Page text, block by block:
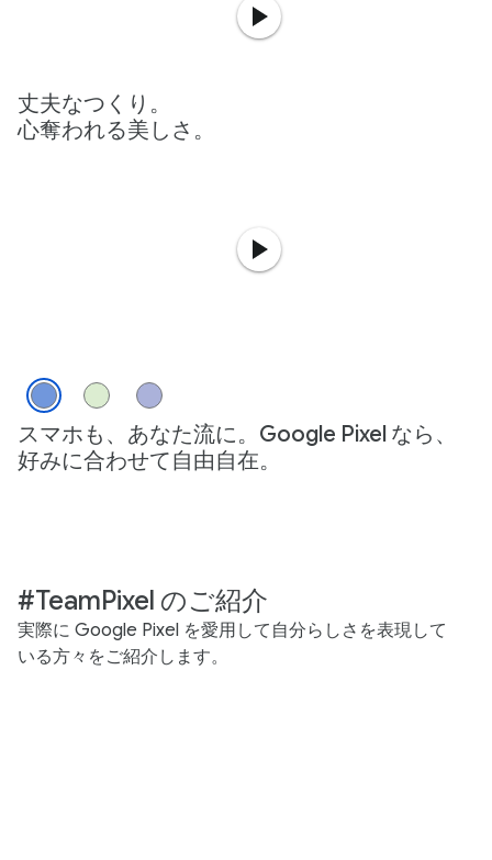
丈夫なつくり。
心奪われる美しさ。
スマホも、あなた流に。Google Pixel なら、
好みに合わせて自由自在。
#TeamPixel のご紹介
実際に Google Pixel を愛用して自分らしさを表現して
いる方々をご紹介します。